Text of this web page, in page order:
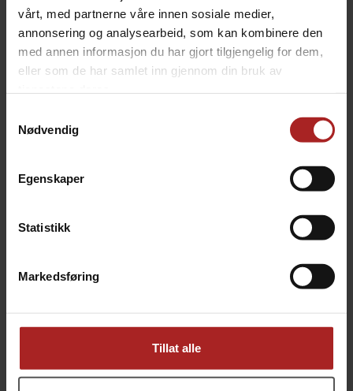
vårt, med partnerne våre innen sosiale medier,
annonsering og analysearbeid, som kan kombinere den
med annen informasjon du har gjort tilgjengelig for dem,
eller som de har samlet inn gjennom din bruk av
Nødvendig
Egenskaper
Statistikk
Markedsføring
Tillat alle
naturlig trevirke, helt uten kunstige tilsetningsstoffer.
Den høye kvaliteten sikrer effektiv forbrenning, lav
askemengde og problemfri drift i pelletsgrillen eller
smokeren din.